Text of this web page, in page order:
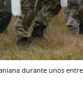
durante unos